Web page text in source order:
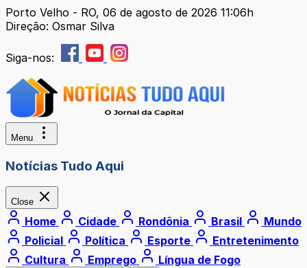
Porto Velho - RO, 06 de agosto de 2026 11:06h
Direção: Osmar Silva
Siga-nos:
Menu
Notícias Tudo Aqui
Close
Home Cidade Rondônia Brasil
Mundo
Policial
Política Esporte
Entretenimento
Cultura
Emprego Língua de Fogo